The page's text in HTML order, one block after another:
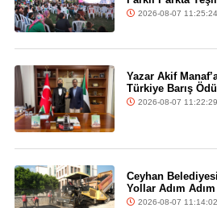
2026-08-07 11:25:24
Yazar Akif
Türkiye Barış
2026-08-07 11:22:29
Ceyhan
Yollar Adım
2026-08-07 11:14:02